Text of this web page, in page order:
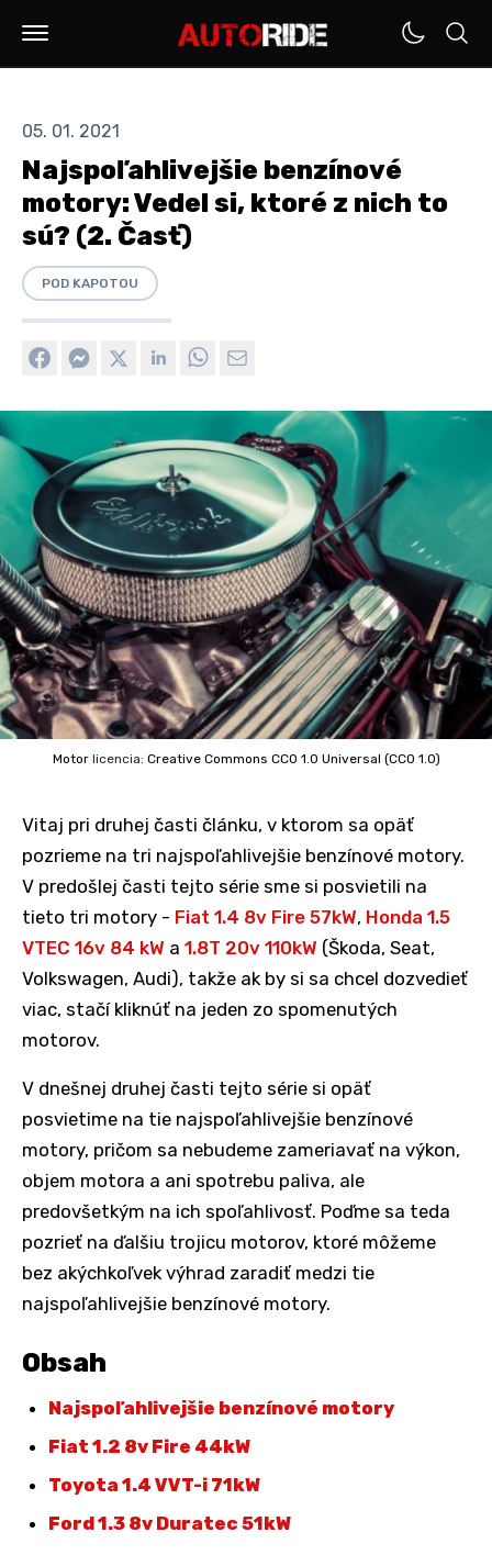
05. 01. 2021
Najspoľahlivejšie benzínové
motory: Vedel si, ktoré z nich to
sú? (2. Časť)
POD KAPOTOU
Motor licencia: Creative Commons CC0 1.0 Universal (CC0 1.0)
Vitaj pri druhej časti článku, v ktorom sa opäť
pozrieme na tri najspoľahlivejšie benzínové motory.
V predošlej časti tejto série sme si posvietili na
tieto tri motory - Fiat 1.4 8v Fire 57kW, Honda 1.5
VTEC 16v 84 kW a 1.8T 20v 110kW (Škoda, Seat,
Volkswagen, Audi), takže ak by si sa chcel dozvedieť
viac, stačí kliknúť na jeden zo spomenutých
motorov.
V dnešnej druhej časti tejto série si opäť
posvietime na tie najspoľahlivejšie benzínové
motory, pričom sa nebudeme zameriavať na výkon,
objem motora a ani spotrebu paliva, ale
predovšetkým na ich spoľahlivosť. Poďme sa teda
pozrieť na ďalšiu trojicu motorov, ktoré môžeme
bez akýchkoľvek výhrad zaradiť medzi tie
najspoľahlivejšie benzínové motory.
Obsah
Najspoľahlivejšie benzínové motory
Fiat 1.2 8v Fire 44kW
Toyota 1.4 VVT-i 71kW
Ford 1.3 8v Duratec 51kW